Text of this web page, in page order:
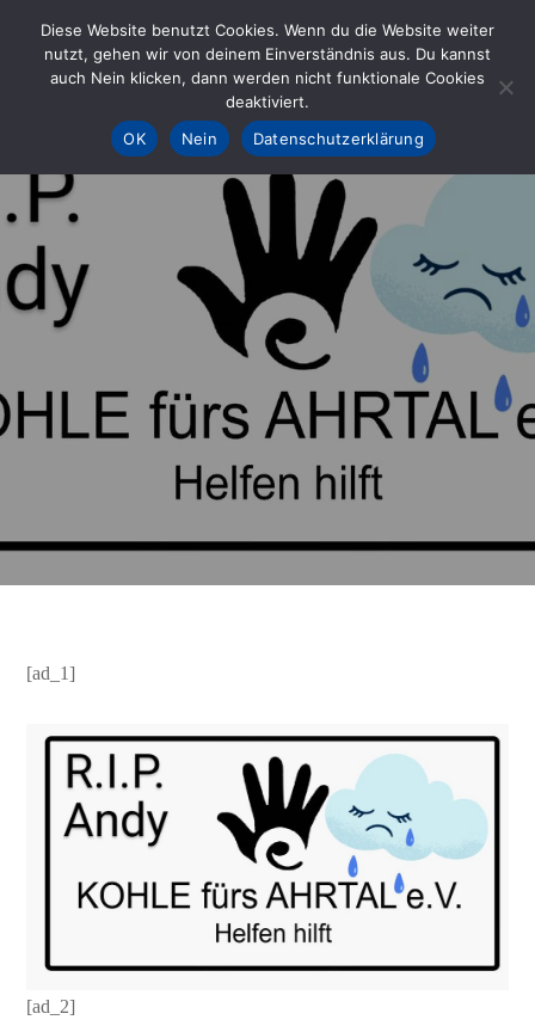
content
KOHLE fürs AHRTAL e.V.
– Helfen hilft
[ad_1]
[ad_2]
Diese Website benutzt Cookies. Wenn du die Website weiter
nutzt, gehen wir von deinem Einverständnis aus. Du kannst
auch Nein klicken, dann werden nicht funktionale Cookies
deaktiviert.
OK
Nein Datenschutzerklärung